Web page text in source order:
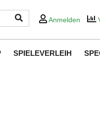
Anmelden
SPIELEVERLEIH